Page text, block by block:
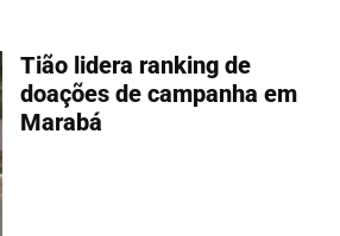
Tião lidera ranking de
doações de campanha em
Marabá